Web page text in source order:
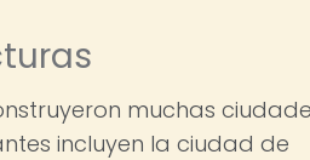
muchas
incluyen la ciudad de